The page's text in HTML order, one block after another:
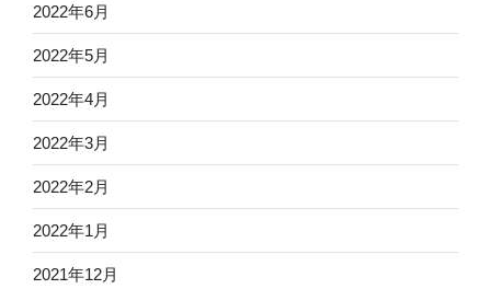
2022年6月
2022年5月
2022年4月
2022年3月
2022年2月
2022年1月
2021年12月